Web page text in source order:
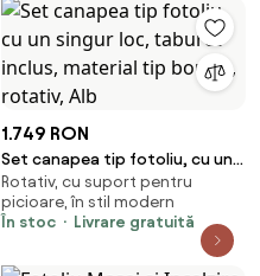
1.749 RON
Set canapea tip fotoliu, cu un
singur loc, taburet inclus,
material tip boucle, rotativ, Alb
Rotativ, cu suport pentru
picioare, în stil modern
În stoc
Livrare gratuită